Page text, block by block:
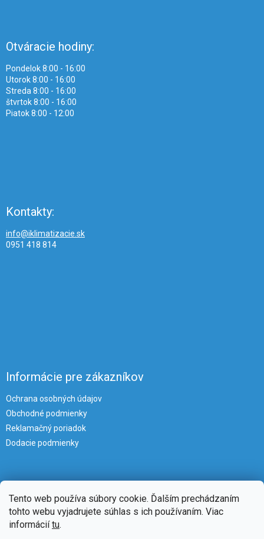
Tento web používa súbory cookie. Ďalším prechádzaním
tohto webu vyjadrujete súhlas s ich používaním. Viac
informáciítu.
Otváracie hodiny:
Pondelok 8:00 - 16:00
Utorok 8:00 - 16:00
Streda 8:00 - 16:00
štvrtok 8:00 - 16:00
Piatok 8:00 - 12:00
Kontakty:
info@iklimatizacie.sk
0951 418 814
Informácie pre zákazníkov
Ochrana osobných údajov
Obchodné podmienky
Reklamačný poriadok
Dodacie podmienky